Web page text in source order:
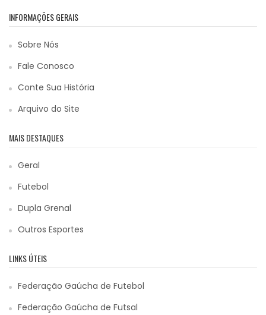
INFORMAÇÕES GERAIS
Sobre Nós
Fale Conosco
Conte Sua História
Arquivo do Site
MAIS DESTAQUES
Geral
Futebol
Dupla Grenal
Outros Esportes
LINKS ÚTEIS
Federação Gaúcha de Futebol
Federação Gaúcha de Futsal